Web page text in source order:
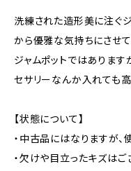
洗練された造形美に注ぐ
から優雅な気持ちにさせて
ジャムポットではあります
セサリーなんか入れても
【状態について】
・中古品にはなりますが、
・欠けや目立ったキズはご